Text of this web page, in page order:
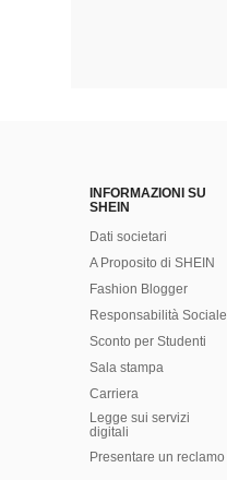
INFORMAZIONI SU
SHEIN
Dati societari
A Proposito di SHEIN
Fashion Blogger
Responsabilità Sociale
Sconto per Studenti
Sala stampa
Carriera
Legge sui servizi
digitali
Presentare un reclamo